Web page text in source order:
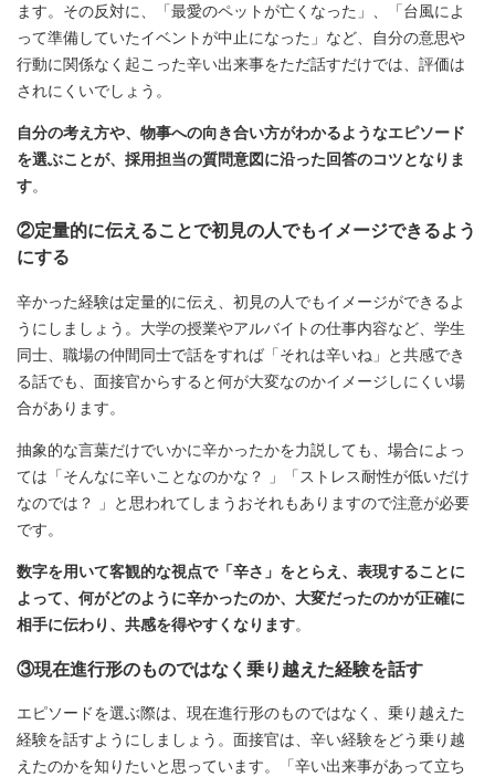
ます。その反対に、「最愛のペットが亡くなった」、「台風によ
って準備していたイベントが中止になった」など、自分の意思や
行動に関係なく起こった辛い出来事をただ話すだけでは、評価は
されにくいでしょう。
自分の考え方や、物事への向き合い方がわかるようなエピソード
を選ぶことが、採用担当の質問意図に沿った回答のコツとなりま
す。
②定量的に伝えることで初見の人でもイメージできるよう
にする
辛かった経験は定量的に伝え、初見の人でもイメージができるよ
うにしましょう。大学の授業やアルバイトの仕事内容など、学生
同士、職場の仲間同士で話をすれば「それは辛いね」と共感でき
る話でも、面接官からすると何が大変なのかイメージしにくい場
合があります。
抽象的な言葉だけでいかに辛かったかを力説しても、場合によっ
ては「そんなに辛いことなのかな？ 」「ストレス耐性が低いだけ
なのでは？ 」と思われてしまうおそれもありますので注意が必要
です。
数字を用いて客観的な視点で「辛さ」をとらえ、表現することに
よって、何がどのように辛かったのか、大変だったのかが正確に
相手に伝わり、共感を得やすくなります。
③現在進行形のものではなく乗り越えた経験を話す
エピソードを選ぶ際は、現在進行形のものではなく、乗り越えた
経験を話すようにしましょう。面接官は、辛い経験をどう乗り越
えたのかを知りたいと思っています。「辛い出来事があって立ち